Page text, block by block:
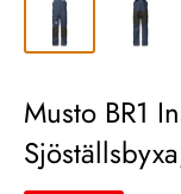
Musto BR1